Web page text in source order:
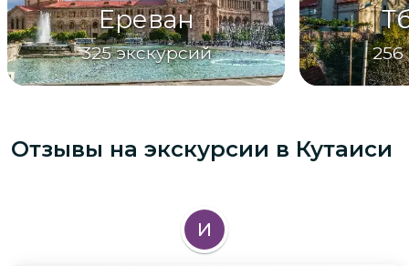
Ереван
325 экскурсий 256
Отзывы на экскурсии в Кутаиси
И